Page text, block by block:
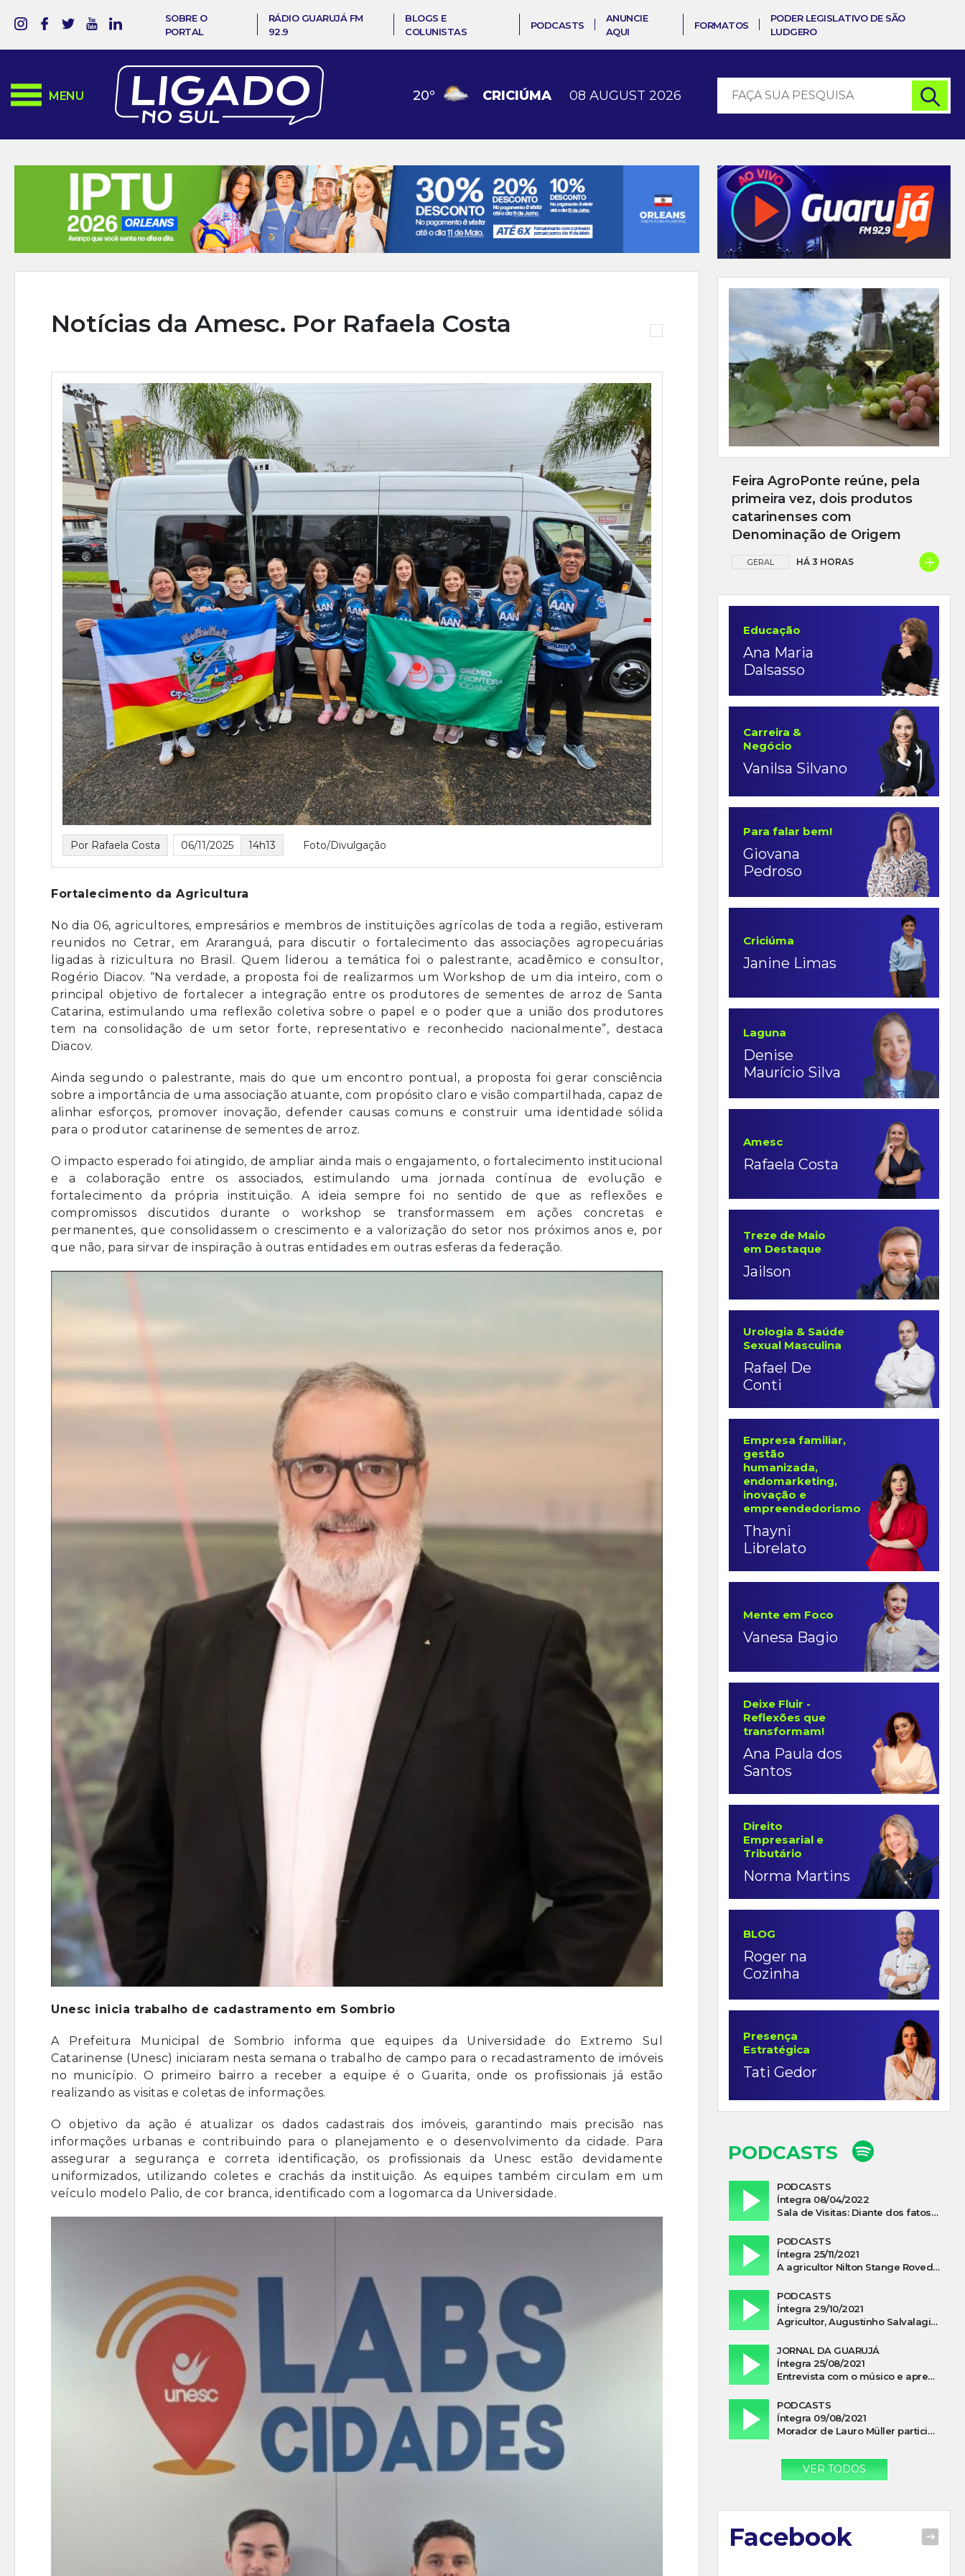
SOBRE O
PORTAL
RÁDIO GUARUJÁ FM
92.9
BLOGS E
COLUNISTAS
PODCASTS
ANUNCIE
AQUI
FORMATOS
PODER LEGISLATIVO DE SÃO
LUDGERO
MENU 20º CRICIÚMA 08 AUGUST 2026
Notícias da Amesc. Por Rafaela Costa
Por Rafaela Costa 06/11/2025 14h13 Foto/Divulgação
Fortalecimento da Agricultura
No dia 06, agricultores, empresários e membros de instituições agrícolas de toda a região, estiveram
reunidos no Cetrar, em Araranguá, para discutir o fortalecimento das associações agropecuárias
ligadas à rizicultura no Brasil. Quem liderou a temática foi o palestrante, acadêmico e consultor,
Rogério Diacov. “Na verdade, a proposta foi de realizarmos um Workshop de um dia inteiro, com o
principal objetivo de fortalecer a integração entre os produtores de sementes de arroz de Santa
Catarina, estimulando uma reflexão coletiva sobre o papel e o poder que a união dos produtores
tem na consolidação de um setor forte, representativo e reconhecido nacionalmente”, destaca
Diacov.
Ainda segundo o palestrante, mais do que um encontro pontual, a proposta foi gerar consciência
sobre a importância de uma associação atuante, com propósito claro e visão compartilhada, capaz de
alinhar esforços, promover inovação, defender causas comuns e construir uma identidade sólida
para o produtor catarinense de sementes de arroz.
O impacto esperado foi atingido, de ampliar ainda mais o engajamento, o fortalecimento institucional
e a colaboração entre os associados, estimulando uma jornada contínua de evolução e
fortalecimento da própria instituição. A ideia sempre foi no sentido de que as reflexões e
compromissos discutidos durante o workshop se transformassem em ações concretas e
permanentes, que consolidassem o crescimento e a valorização do setor nos próximos anos e, por
que não, para sirvar de inspiração à outras entidades em outras esferas da federação.
Unesc inicia trabalho de cadastramento em Sombrio
A Prefeitura Municipal de Sombrio informa que equipes da Universidade do Extremo Sul
Catarinense (Unesc) iniciaram nesta semana o trabalho de campo para o recadastramento de imóveis
no município. O primeiro bairro a receber a equipe é o Guarita, onde os profissionais já estão
realizando as visitas e coletas de informações.
O objetivo da ação é atualizar os dados cadastrais dos imóveis, garantindo mais precisão nas
informações urbanas e contribuindo para o planejamento e o desenvolvimento da cidade. Para
assegurar a segurança e correta identificação, os profissionais da Unesc estão devidamente
uniformizados, utilizando coletes e crachás da instituição. As equipes também circulam em um
veículo modelo Palio, de cor branca, identificado com a logomarca da Universidade.
Feira AgroPonte reúne, pela
primeira vez, dois produtos
catarinenses com
Denominação de Origem
GERAL HÁ 3 HORAS +
Educação
Ana Maria
Dalsasso
Carreira &
Negócio
Vanilsa Silvano
Para falar bem!
Giovana
Pedroso
Criciúma
Janine Limas
Laguna
Denise
Maurício Silva
Amesc
Rafaela Costa
Treze de Maio
em Destaque
Jailson
Urologia & Saúde
Sexual Masculina
Rafael De
Conti
Empresa familiar,
gestão
humanizada,
endomarketing,
inovação e
empreendedorismo
Thayni
Librelato
Mente em Foco
Vanesa Bagio
Deixe Fluir -
Reflexões que
transformam!
Ana Paula dos
Santos
Direito
Empresarial e
Tributário
Norma Martins
BLOG
Roger na
Cozinha
Presença
Estratégica
Tati Gedor
PODCASTS
PODCASTS
Íntegra 08/04/2022
Sala de Visitas: Diante dos fatos que influenciam a economia o que podemos esperar de 2022
PODCASTS
Íntegra 25/11/2021
A agricultor Nilton Stange Roveda, afirma ter recebido ajuda espiritual durante acidente
PODCASTS
Íntegra 29/10/2021
Agricultor, Augustinho Salvalagio, relata sobre aparição do Cavaleiro Negro no Rio das Furnas
JORNAL DA GUARUJÁ
Íntegra 25/08/2021
Entrevista com o músico e apresentador, Lismael Ferrareis, no Cidade e Campo
PODCASTS
Íntegra 09/08/2021
Morador de Lauro Müller participa de motociata em apoio a Bolsonaro
VER TODOS
Facebook